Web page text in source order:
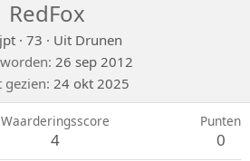
RedFox
· 73 · Uit Drunen
26 sep 2012
gezien 24 okt 2025
Waarderingsscore
4
Punten
0